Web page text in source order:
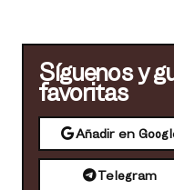
Síguenos y
favoritas
Añadir en
Telegram